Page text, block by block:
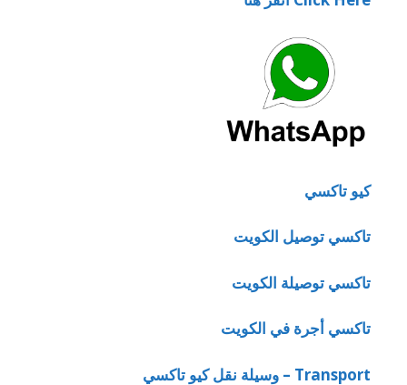
كيو تاكسي
تاكسي توصيل الكويت
تاكسي توصيلة الكويت
تاكسي أجرة في الكويت
Transport – وسيلة نقل كيو تاكسي